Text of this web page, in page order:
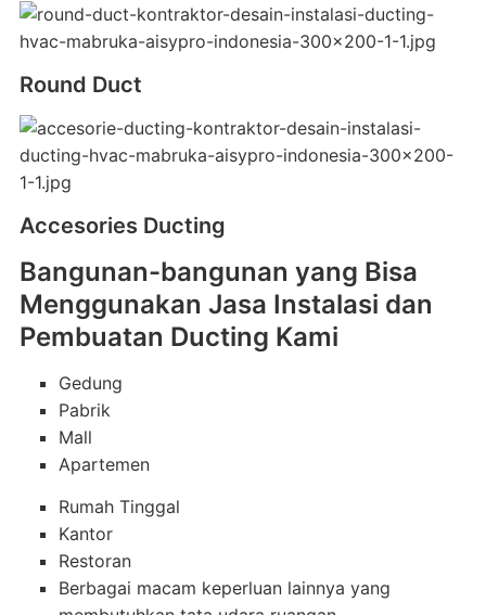
Round Duct
Accesories Ducting
Bangunan-bangunan yang Bisa
Menggunakan Jasa Instalasi dan
Pembuatan Ducting Kami
Gedung
Pabrik
Mall
Apartemen
Rumah Tinggal
Kantor
Restoran
Berbagai macam keperluan lainnya yang